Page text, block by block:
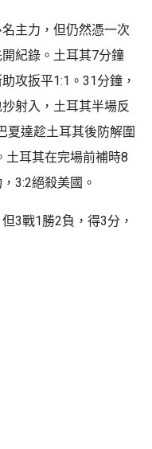
主力，但仍然憑一次
紀錄。土耳其7分鐘
攻扳平1:1。31分鐘，
射入，土耳其半場反
夏達趁土耳其後防解圍
土耳其在完場前補時8
3:2絕殺美國。
3戰1勝2負，得3分，